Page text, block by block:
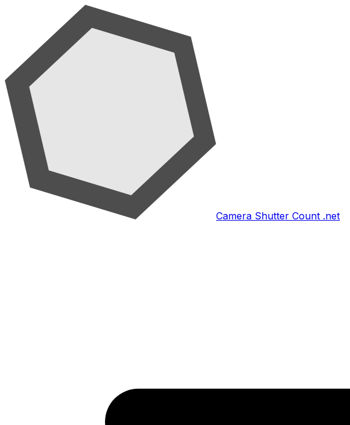
Camera Shutter Count .net